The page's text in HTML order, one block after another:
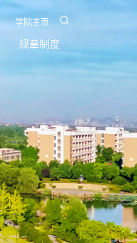
学院主页
规章制度